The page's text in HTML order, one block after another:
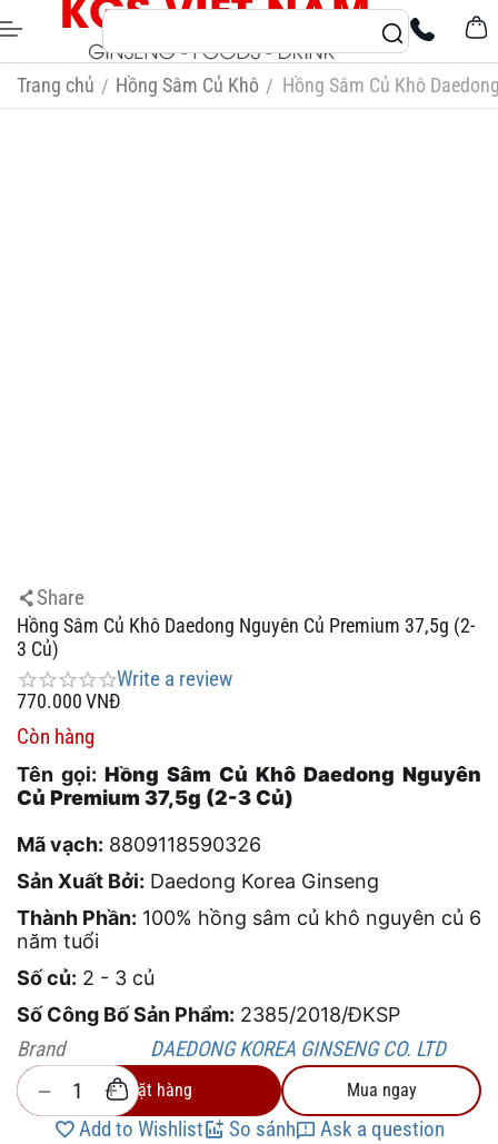
Trang chủ / Hồng Sâm Củ Khô / Hồng Sâm Củ Khô
Share
Hồng Sâm Củ Khô Daedong Nguyên Củ Premium 37,5g (2-
3 Củ)
Write a review
770.000VNĐ
Còn hàng
Tên gọi: Hồng Sâm Củ Khô Daedong Nguyên
Củ Premium 37,5g (2-3 Củ)
Mã vạch: 8809118590326
Sản Xuất Bởi: Daedong Korea Ginseng
Thành Phần: 100% hồng sâm củ khô nguyên củ 6
năm tuổi
Số củ: 2 - 3 củ
Số Công Bố Sản Phẩm: 2385/2018/ĐKSP
Brand DAEDONG KOREA GINSENG CO. LTD
+
− Đặt hàng Mua ngay
Add to Wishlist So sánh Ask a question